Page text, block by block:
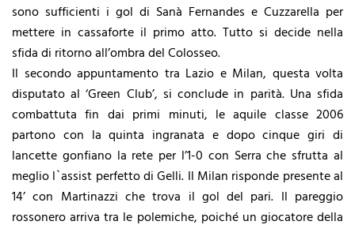
sono sufficienti i gol di Sanà Fernandes e Cuzzarella per
mettere in cassaforte il primo atto. Tutto si decide nella
sfida di ritorno all’ombra del Colosseo.
Il secondo appuntamento tra Lazio e Milan, questa volta
disputato al ‘Green Club’, si conclude in parità. Una sfida
combattuta fin dai primi minuti, le aquile classe 2006
partono con la quinta ingranata e dopo cinque giri di
lancette gonfiano la rete per l’1-0 con Serra che sfrutta al
meglio l`assist perfetto di Gelli. Il Milan risponde presente al
14’ con Martinazzi che trova il gol del pari. Il pareggio
rossonero arriva tra le polemiche, poiché un giocatore della